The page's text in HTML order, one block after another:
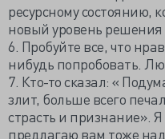
ресурсному состоянию,
новый уровень
6. Пробуйте все, что
нибудь попробовать.
7. Кто-то сказал: «
злит, больше всего
страсть и признание».
предлагаю вам тоже